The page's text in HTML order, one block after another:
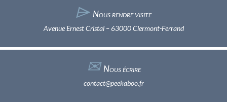
⌲ Nous rendre visite
Avenue Ernest Cristal – 63000 Clermont-Ferrand
✉︎Nous écrire
contact@peekaboo.fr